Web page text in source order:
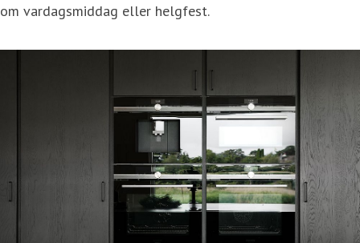
om vardagsmiddag eller helgfest.